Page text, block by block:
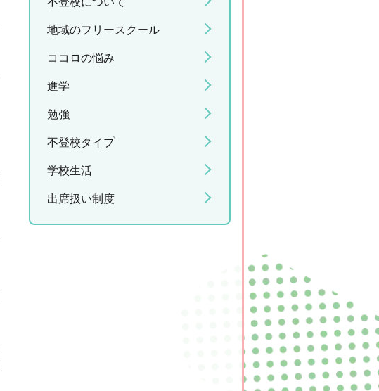
地域のフリースクール
ココロの悩み
進学
勉強
不登校タイプ
学校生活
出席扱い制度